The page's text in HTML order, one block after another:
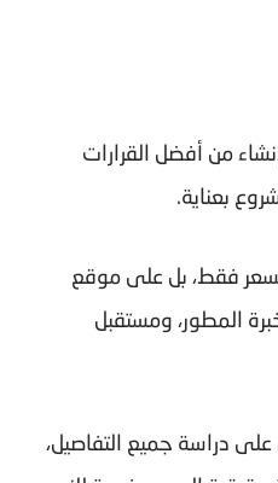
من أفضل القرارات
بعناية.
فقط، بل على موقع
المطور، ومستقبل
دراسة جميع التفاصيل،